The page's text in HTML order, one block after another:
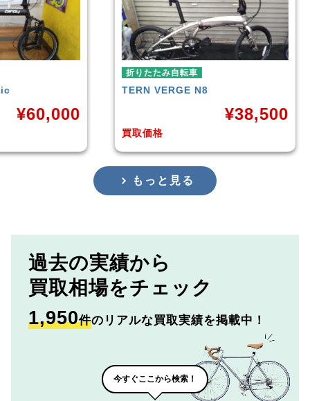
N8
¥38,500
折りたたみ自転車
RENAULT
¥
もっと見る
過去の実績から
買取相場をチェック
1,950件のリアルな買取実績を掲載中！
今すぐここから検索！